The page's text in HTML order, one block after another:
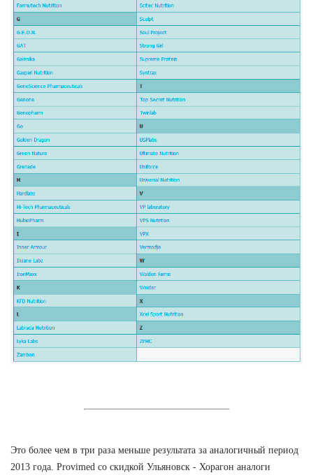
Это более чем в три раза меньше результата за аналогичный период
2013 года. Provimed со скидкой Ульяновск - Хорагон аналоги